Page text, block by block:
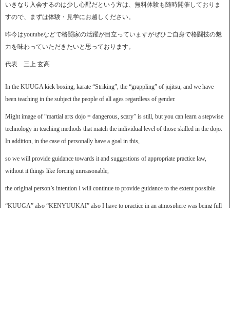
いきなり入会するのは少し心配だという方は、無料体験も随時開催しておりま
すので、まずは体験・見学にお越しください。
昨今はyoutubeなどで格闘家の活躍が目立っていますがぜひご自身で格闘技の魅
力を味わっていただきたいと思っております。
代表 三上 玄高
In the KUUGA kick boxing, karate “Striking”, the “grappling” of jujitsu, and we have
been teaching in the subject the people of all ages regardless of gender.
Might image of “martial arts dojo = dangerous, scary” is still, but you can learn a stepwise
technology in teaching methods that match the individual level of those skilled in the dojo.
In addition, in the case of personally have a goal in this,
so we will provide guidance towards it and suggestions of appropriate practice law,
without it things like forcing unreasonable,
the original person’s intention I will continue to provide guidance to the extent possible.
“KUUGA” also “KENYUUKAI” also I have to practice in an atmosphere was being full